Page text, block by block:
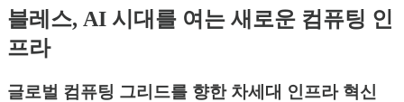
블레스, AI 시대를 여는 새로운 컴퓨팅 인
프라
글로벌 컴퓨팅 그리드를 향한 차세대 인프라 혁신